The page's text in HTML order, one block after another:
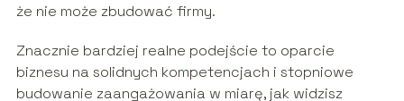
że nie może zbudować firmy.
Znacznie bardziej realne podejście to oparcie
biznesu na solidnych kompetencjach i stopniowe
budowanie zaangażowania w miarę, jak widzisz